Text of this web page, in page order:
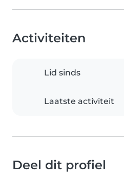
Activiteiten
Lid sinds
Laatste activiteit
Deel dit profiel